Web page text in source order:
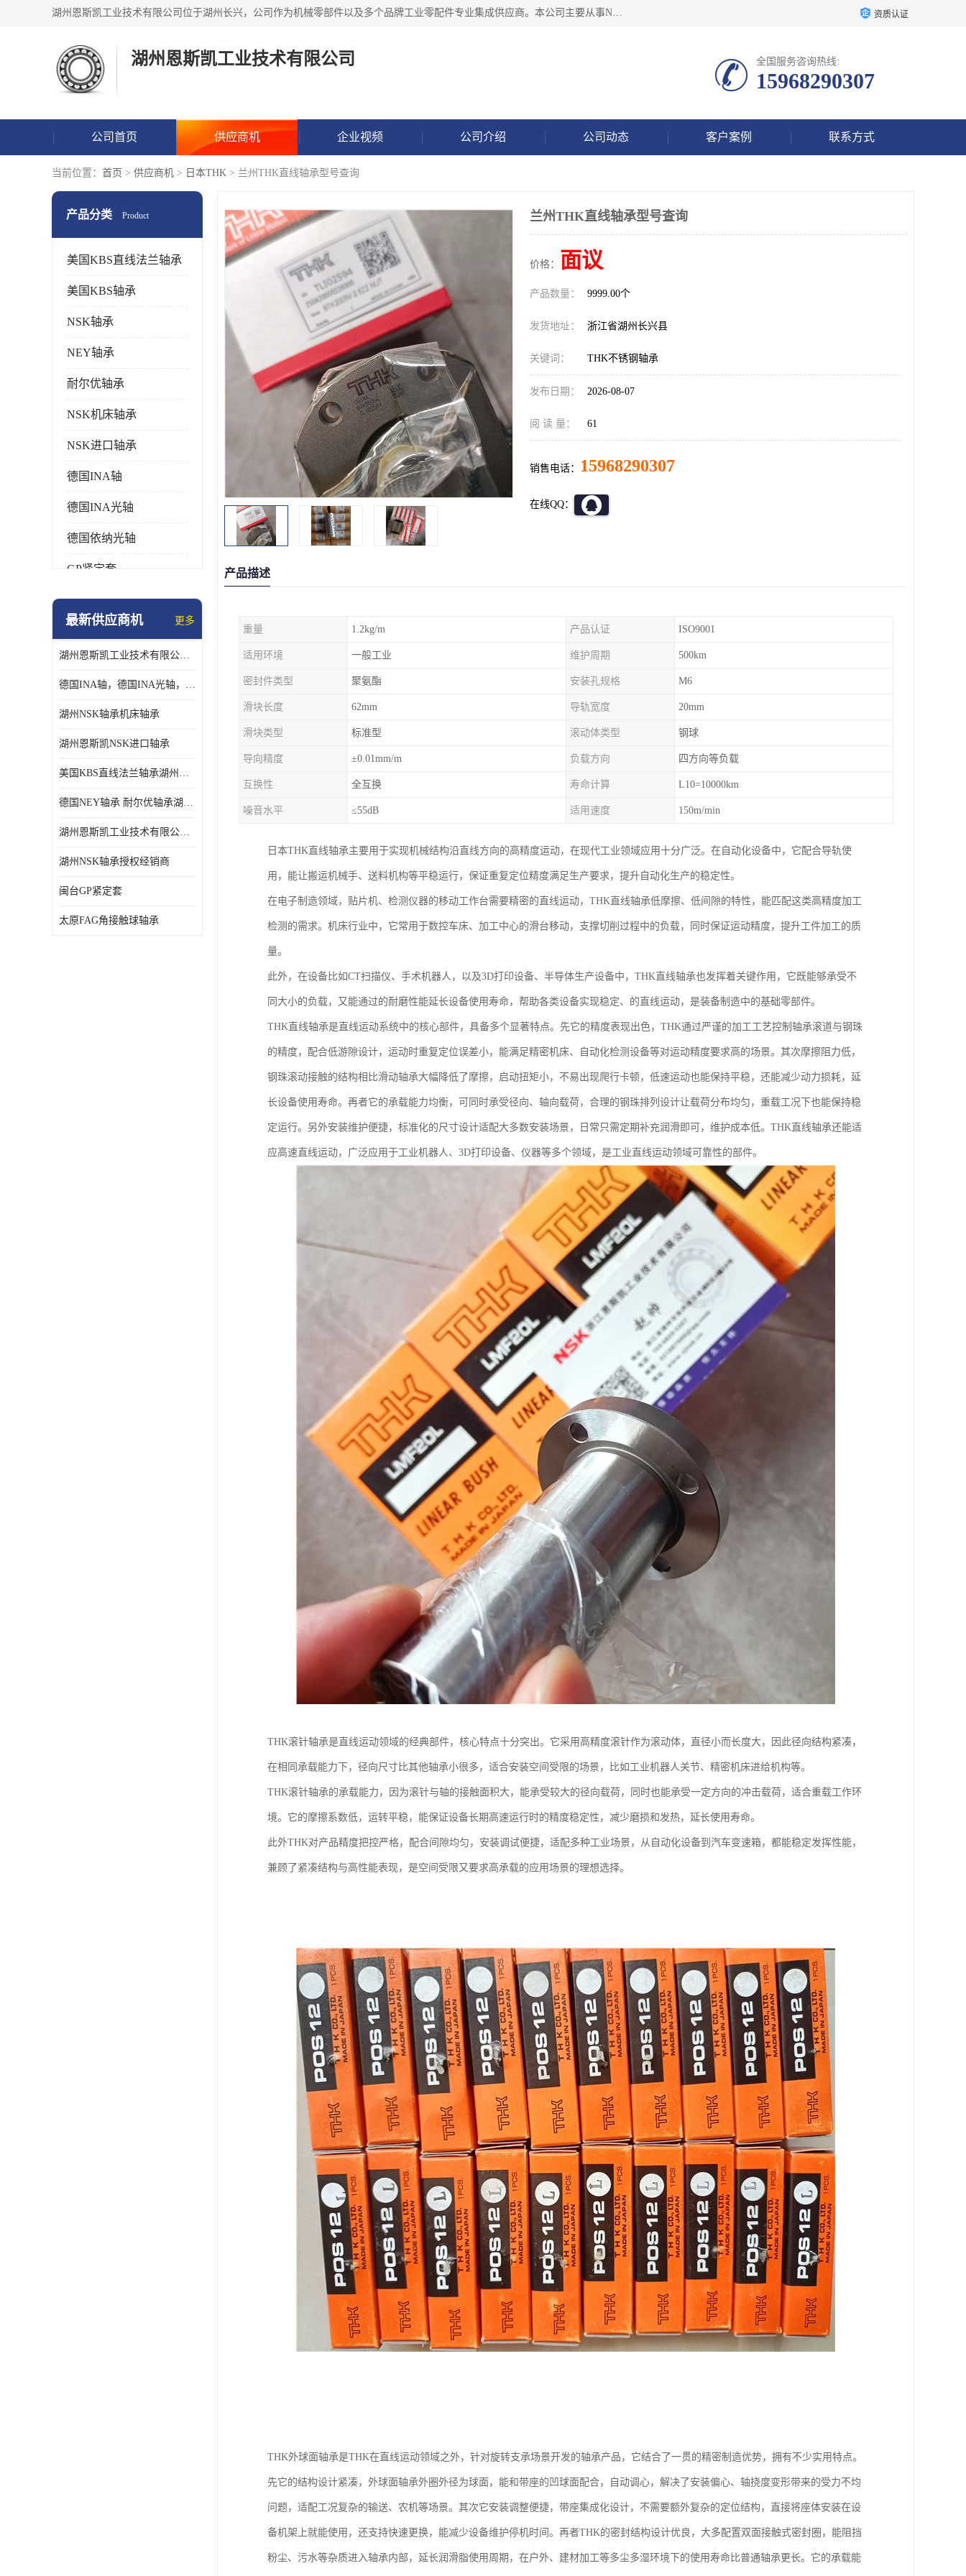
湖州恩斯凯工业技术有限公司位于湖州长兴，公司作为机械零部件以及多个品牌工业零配件专业集成供应商。本公司主要从事NSK进口轴承、SKF进口轴承、FAG进口轴承、NTN进口轴承、国产轴承：ZWZ、HRB、C&U轴承外球面轴承、导轨、丝杠、滑块、 润滑油、工业皮带及其他工业零部件的销售. 资质认证
湖州恩斯凯工业技术有限公司 全国服务咨询热线:
15968290307
公司首页 供应商机 企业视频 公司介绍 公司动态 客户案例 联系方式
当前位置： 首页 > 供应商机 > 日本THK > 兰州THK直线轴承型号查询
产品分类 Product
美国KBS直线法兰轴承
美国KBS轴承
NSK轴承
NEY轴承
耐尔优轴承
NSK机床轴承
NSK进口轴承
德国INA轴
德国INA光轴
德国依纳光轴
GP紧定套
SKF轴承
日本NSK进口轴承
德国INA进口轴承
最新供应商机 更多
湖州恩斯凯工业技术有限公司 湖州NSK轴承
德国INA轴，德国INA光轴，德国依纳光轴
湖州NSK轴承机床轴承
湖州恩斯凯NSK进口轴承
美国KBS直线法兰轴承湖州KBS轴承
德国NEY轴承 耐尔优轴承湖州代理商
湖州恩斯凯工业技术有限公司NSK轴承*经销商
湖州NSK轴承授权经销商
闽台GP紧定套
太原FAG角接触球轴承
兰州THK直线轴承型号查询
价格： 面议
产品数量： 9999.00个
发货地址： 浙江省湖州长兴县
关键词： THK不锈钢轴承
发布日期： 2026-08-07
阅 读 量： 61
销售电话： 15968290307
在线QQ：
产品描述
重量 1.2kg/m 产品认证 ISO9001
适用环境 一般工业 维护周期 500km
密封件类型 聚氨酯 安装孔规格 M6
滑块长度 62mm 导轨宽度 20mm
滑块类型 标准型 滚动体类型 钢球
导向精度 ±0.01mm/m 负载方向 四方向等负载
互换性 全互换 寿命计算 L10=10000km
噪音水平 ≤55dB 适用速度 150m/min
日本THK直线轴承主要用于实现机械结构沿直线方向的高精度运动，在现代工业领域应用十分广泛。在自动化设备中，它配合导轨使
用，能让搬运机械手、送料机构等平稳运行，保证重复定位精度满足生产要求，提升自动化生产的稳定性。
在电子制造领域，贴片机、检测仪器的移动工作台需要精密的直线运动，THK直线轴承低摩擦、低间隙的特性，能匹配这类高精度加工
检测的需求。机床行业中，它常用于数控车床、加工中心的滑台移动，支撑切削过程中的负载，同时保证运动精度，提升工件加工的质
量。
此外，在设备比如CT扫描仪、手术机器人，以及3D打印设备、半导体生产设备中，THK直线轴承也发挥着关键作用，它既能够承受不
同大小的负载，又能通过的耐磨性能延长设备使用寿命，帮助各类设备实现稳定、的直线运动，是装备制造中的基础零部件。
THK直线轴承是直线运动系统中的核心部件，具备多个显著特点。先它的精度表现出色，THK通过严谨的加工工艺控制轴承滚道与钢珠
的精度，配合低游隙设计，运动时重复定位误差小，能满足精密机床、自动化检测设备等对运动精度要求高的场景。其次摩擦阻力低，
钢珠滚动接触的结构相比滑动轴承大幅降低了摩擦，启动扭矩小，不易出现爬行卡顿，低速运动也能保持平稳，还能减少动力损耗，延
长设备使用寿命。再者它的承载能力均衡，可同时承受径向、轴向载荷，合理的钢珠排列设计让载荷分布均匀，重载工况下也能保持稳
定运行。另外安装维护便捷，标准化的尺寸设计适配大多数安装场景，日常只需定期补充润滑即可，维护成本低。THK直线轴承还能适
应高速直线运动，广泛应用于工业机器人、3D打印设备、仪器等多个领域，是工业直线运动领域可靠性的部件。
THK滚针轴承是直线运动领域的经典部件，核心特点十分突出。它采用高精度滚针作为滚动体，直径小而长度大，因此径向结构紧凑，
在相同承载能力下，径向尺寸比其他轴承小很多，适合安装空间受限的场景，比如工业机器人关节、精密机床进给机构等。
THK滚针轴承的承载能力，因为滚针与轴的接触面积大，能承受较大的径向载荷，同时也能承受一定方向的冲击载荷，适合重载工作环
境。它的摩擦系数低，运转平稳，能保证设备长期高速运行时的精度稳定性，减少磨损和发热，延长使用寿命。
此外THK对产品精度把控严格，配合间隙均匀，安装调试便捷，适配多种工业场景，从自动化设备到汽车变速箱，都能稳定发挥性能，
兼顾了紧凑结构与高性能表现，是空间受限又要求高承载的应用场景的理想选择。
THK外球面轴承是THK在直线运动领域之外，针对旋转支承场景开发的轴承产品，它结合了一贯的精密制造优势，拥有不少实用特点。
先它的结构设计紧凑，外球面轴承外圈外径为球面，能和带座的凹球面配合，自动调心，解决了安装偏心、轴挠度变形带来的受力不均
问题，适配工况复杂的输送、农机等场景。其次它安装调整便捷，带座集成化设计，不需要额外复杂的定位结构，直接将座体安装在设
备机架上就能使用，还支持快速更换，能减少设备维护停机时间。再者THK的密封结构设计优良，大多配置双面接触式密封圈，能阻挡
粉尘、污水等杂质进入轴承内部，延长润滑脂使用周期，在户外、建材加工等多尘多湿环境下的使用寿命比普通轴承更长。它的承载能